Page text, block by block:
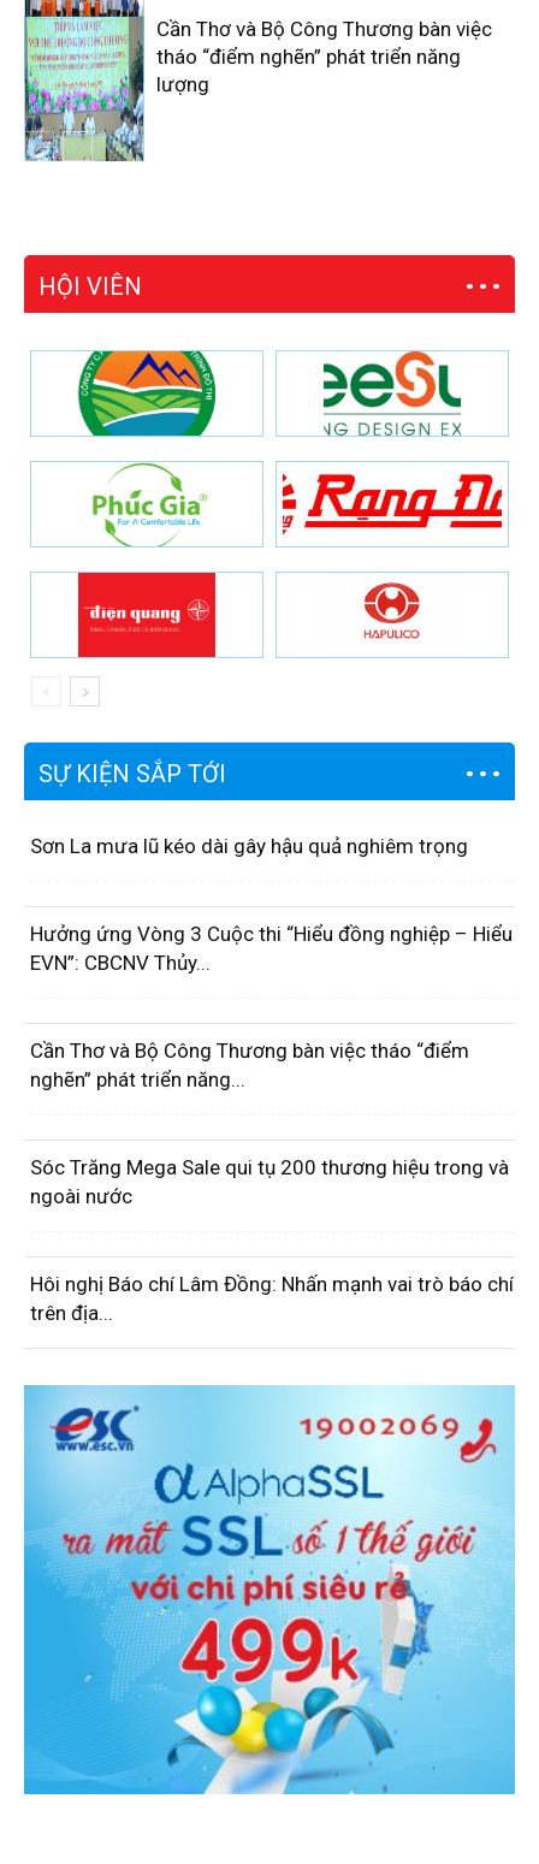
Cần Thơ và Bộ Công Thương bàn việc
tháo “điểm nghẽn” phát triển năng
lượng
HỘI VIÊN
SỰ KIỆN SẮP TỚI
Sơn La mưa lũ kéo dài gây hậu quả nghiêm trọng
Hưởng ứng Vòng 3 Cuộc thi “Hiểu đồng nghiệp – Hiểu
EVN”: CBCNV Thủy...
Cần Thơ và Bộ Công Thương bàn việc tháo “điểm
nghẽn” phát triển năng...
Sóc Trăng Mega Sale qui tụ 200 thương hiệu trong và
ngoài nước
Hôi nghị Báo chí Lâm Đồng: Nhấn mạnh vai trò báo chí
trên địa...